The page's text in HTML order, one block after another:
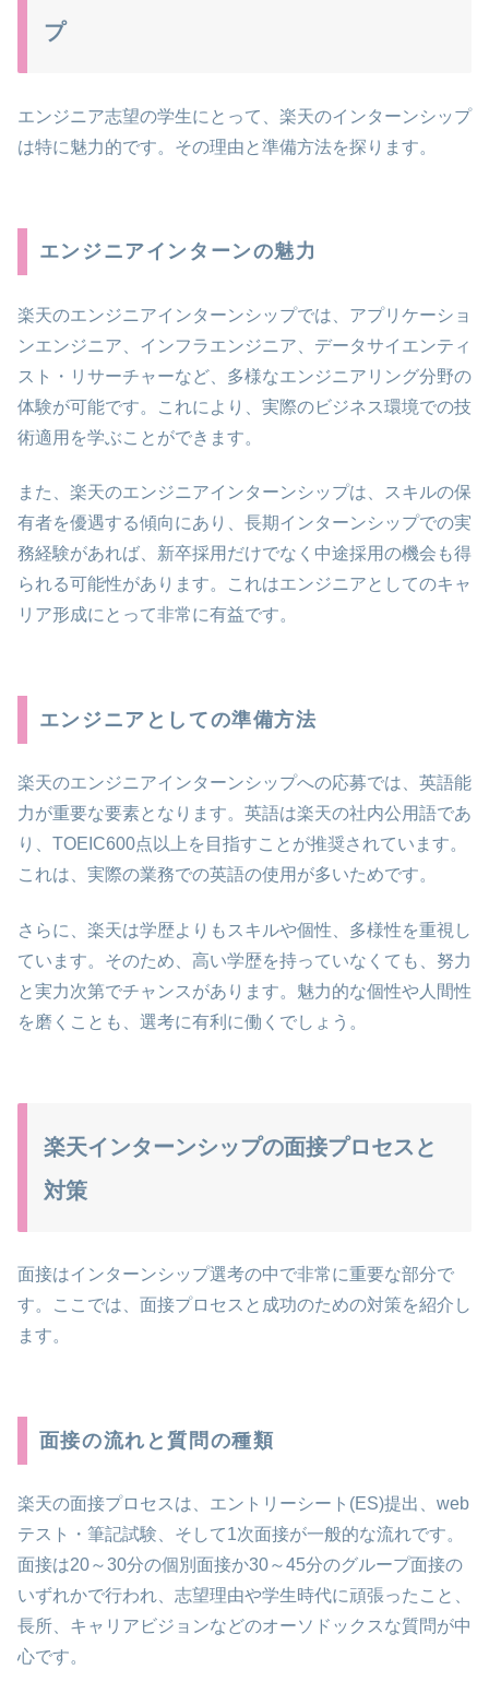
プ
エンジニア志望の学生にとって、楽天のインターンシップ
は特に魅力的です。その理由と準備方法を探ります。
エンジニアインターンの魅力
楽天のエンジニアインターンシップでは、アプリケーショ
ンエンジニア、インフラエンジニア、データサイエンティ
スト・リサーチャーなど、多様なエンジニアリング分野の
体験が可能です。これにより、実際のビジネス環境での技
術適用を学ぶことができます。
また、楽天のエンジニアインターンシップは、スキルの保
有者を優遇する傾向にあり、長期インターンシップでの実
務経験があれば、新卒採用だけでなく中途採用の機会も得
られる可能性があります。これはエンジニアとしてのキャ
リア形成にとって非常に有益です。
エンジニアとしての準備方法
楽天のエンジニアインターンシップへの応募では、英語能
力が重要な要素となります。英語は楽天の社内公用語であ
り、TOEIC600点以上を目指すことが推奨されています。
これは、実際の業務での英語の使用が多いためです。
さらに、楽天は学歴よりもスキルや個性、多様性を重視し
ています。そのため、高い学歴を持っていなくても、努力
と実力次第でチャンスがあります。魅力的な個性や人間性
を磨くことも、選考に有利に働くでしょう。
楽天インターンシップの面接プロセスと
対策
面接はインターンシップ選考の中で非常に重要な部分で
す。ここでは、面接プロセスと成功のための対策を紹介し
ます。
面接の流れと質問の種類
楽天の面接プロセスは、エントリーシート(ES)提出、web
テスト・筆記試験、そして1次面接が一般的な流れです。
面接は20～30分の個別面接か30～45分のグループ面接の
いずれかで行われ、志望理由や学生時代に頑張ったこと、
長所、キャリアビジョンなどのオーソドックスな質問が中
心です。